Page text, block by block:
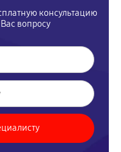
консультацию
вопросу